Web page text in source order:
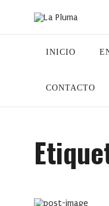
INICIO
CONTACTO